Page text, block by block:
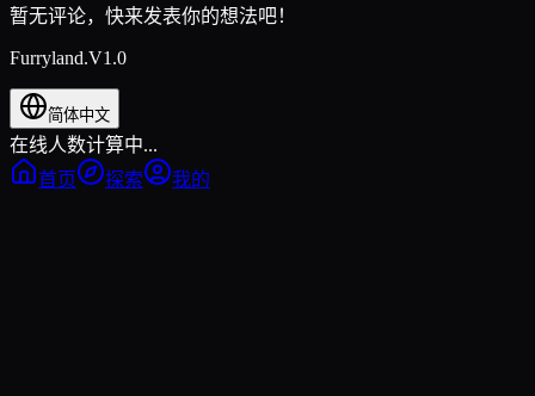
暂无评论，快来发表你的想法吧！
Furryland.V1.0
简体中文
在线人数计算中...
首页
探索 我的